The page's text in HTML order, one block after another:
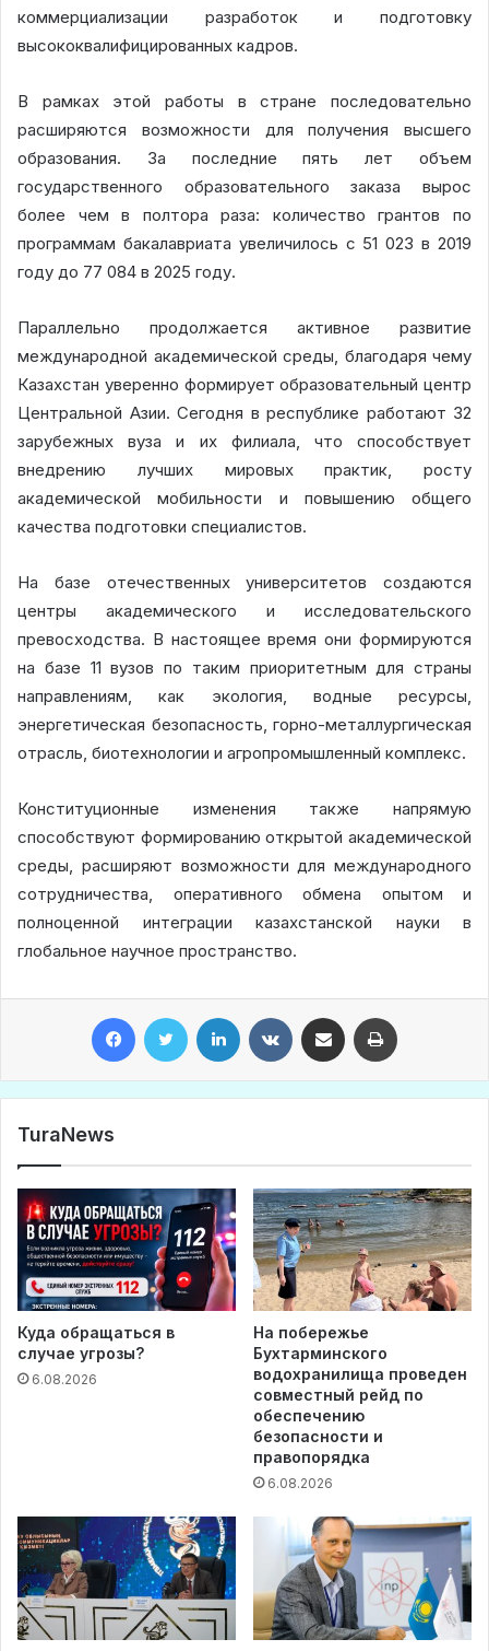
коммерциализации разработок и подготовку
высококвалифицированных кадров.
В рамках этой работы в стране последовательно
расширяются возможности для получения высшего
образования. За последние пять лет объем
государственного образовательного заказа вырос
более чем в полтора раза: количество грантов по
программам бакалавриата увеличилось с 51 023 в 2019
году до 77 084 в 2025 году.
Параллельно продолжается активное развитие
международной академической среды, благодаря чему
Казахстан уверенно формирует образовательный центр
Центральной Азии. Сегодня в республике работают 32
зарубежных вуза и их филиала, что способствует
внедрению лучших мировых практик, росту
академической мобильности и повышению общего
качества подготовки специалистов.
На базе отечественных университетов создаются
центры академического и исследовательского
превосходства. В настоящее время они формируются
на базе 11 вузов по таким приоритетным для страны
направлениям, как экология, водные ресурсы,
энергетическая безопасность, горно-металлургическая
отрасль, биотехнологии и агропромышленный комплекс.
Конституционные изменения также напрямую
способствуют формированию открытой академической
среды, расширяют возможности для международного
сотрудничества, оперативного обмена опытом и
полноценной интеграции казахстанской науки в
глобальное научное пространство.
TuraNews
Куда обращаться в
случае угрозы?
6.08.2026
На побережье
Бухтарминского
водохранилища проведен
совместный рейд по
обеспечению
безопасности и
правопорядка
6.08.2026